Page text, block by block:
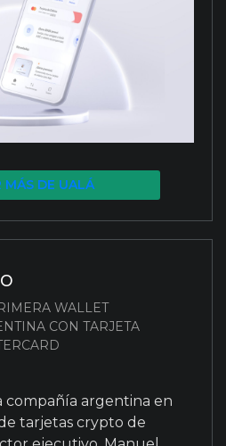
MÁS DE UALÁ
WALLET
CON TARJETA
compañía argentina en
tarjetas crypto de